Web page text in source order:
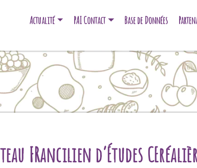
Actualité PAI Contact Base de Données
FRancilien d’Études